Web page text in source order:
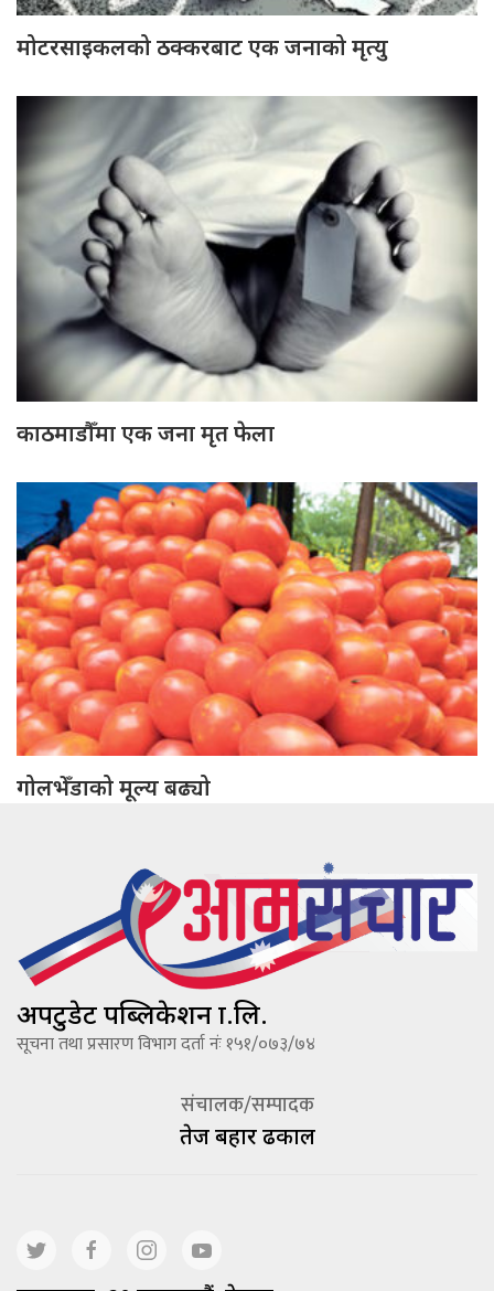
मोटरसाइकलको ठक्करबाट एक जनाको मृत्यु
काठमाडौँमा एक जना मृत फेला
गोलभेँडाको मूल्य बढ्यो
अपटुडेट पब्लिकेशन प्रा.लि.
सूचना तथा प्रसारण विभाग दर्ता नंः १५१/०७३/७४
संचालक/सम्पादक
तेज बहादूर ढकाल